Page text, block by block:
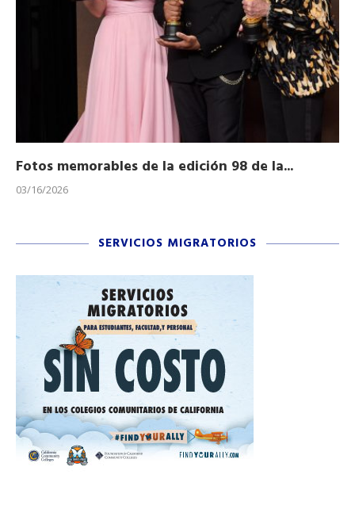
Fotos memorables de la edición 98 de la...
03/16/2026
SERVICIOS MIGRATORIOS